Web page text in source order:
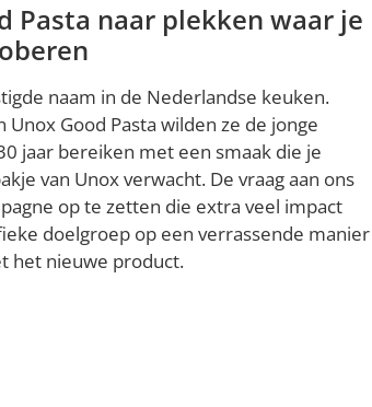
Pasta naar plekken waar je
naam in de Nederlandse keuken.
Good Pasta wilden ze de jonge
jaar bereiken met een smaak die je
van Unox verwacht. De vraag aan ons
op te zetten die extra veel impact
doelgroep op een verrassende manier
het nieuwe product.